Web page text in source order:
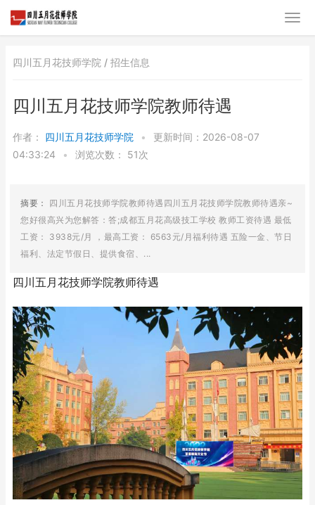
四川五月花技师学院 / 招生信息
四川五月花技师学院教师待遇
作者： 四川五月花技师学院 •
更新时间：2026-08-07
04:33:24
• 浏览次数： 51次
摘要： 四川五月花技师学院教师待遇四川五月花技师学院教师待遇亲~
您好很高兴为您解答：答;成都五月花高级技工学校 教师工资待遇 最低
工资： 3938元/月 ，最高工资： 6563元/月福利待遇 五险一金、节日
福利、法定节假日、提供食宿、...
四川五月花技师学院教师待遇